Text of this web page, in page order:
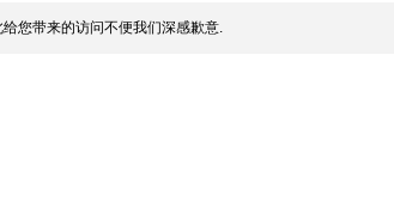
您带来的访问不便我们深感歉意.